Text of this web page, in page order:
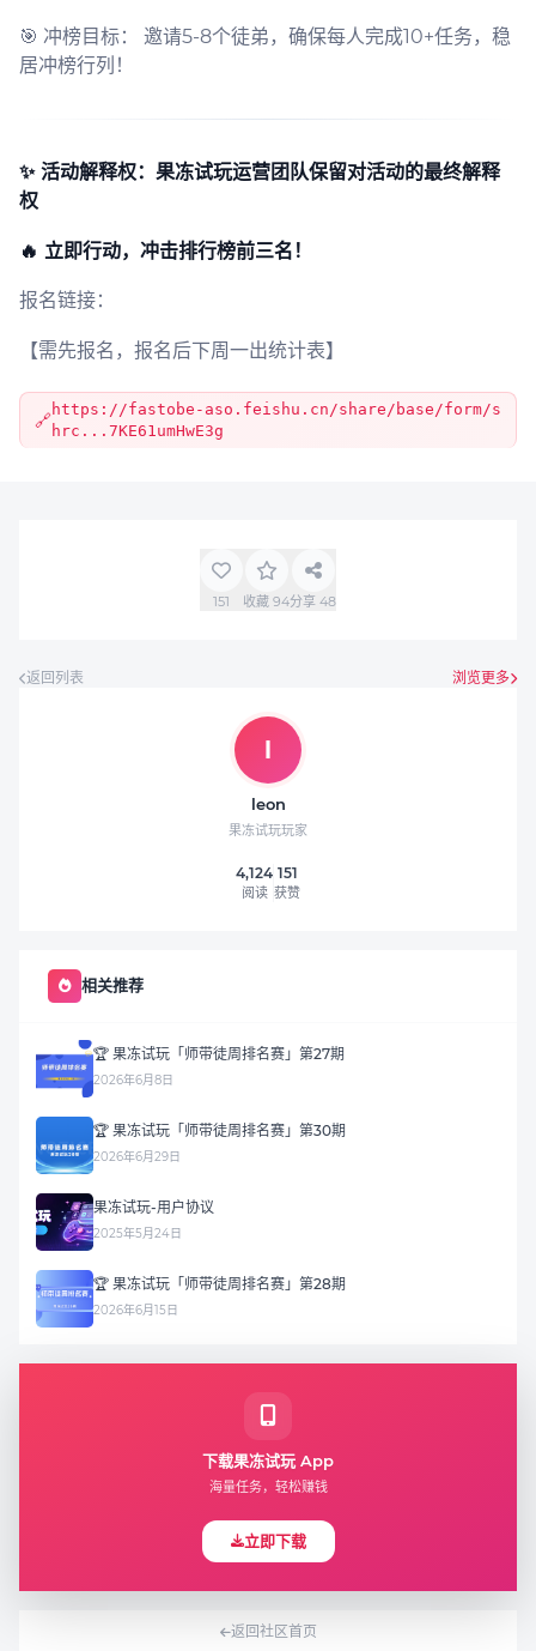
🎯 冲榜目标： 邀请5-8个徒弟，确保每人完成10+任务，稳
居冲榜行列！
✨ 活动解释权：果冻试玩运营团队保留对活动的最终解释
权
🔥 立即行动，冲击排行榜前三名！
报名链接：
【需先报名，报名后下周一出统计表】
https://fastobe-aso.feishu.cn/share/base/form/s
hrc...7KE61umHwE3g
151 收藏 94分享 48
返回列表 浏览更多
l
leon
果冻试玩玩家
4,124
阅读
151
获赞
相关推荐
🏆 果冻试玩「师带徒周排名赛」第27期
2026年6月8日
🏆 果冻试玩「师带徒周排名赛」第30期
2026年6月29日
果冻试玩-用户协议
2025年5月24日
🏆 果冻试玩「师带徒周排名赛」第28期
2026年6月15日
下载果冻试玩 App
海量任务，轻松赚钱
立即下载
返回社区首页